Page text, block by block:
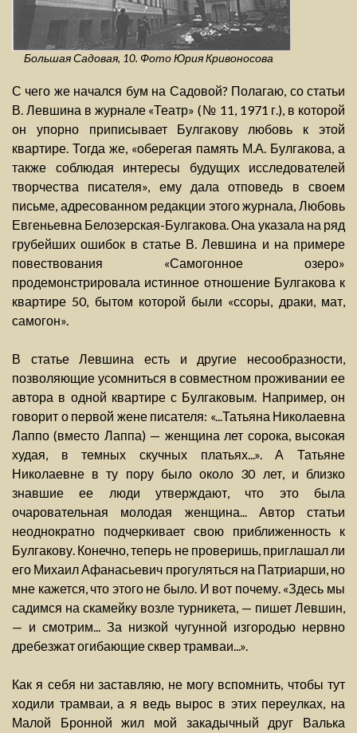
Большая Садовая, 10. Фото Юрия Кривоносова
С чего же начался бум на Садовой? Полагаю, со статьи
В. Левшина в журнале «Театр» (№ 11, 1971 г.), в которой
он упорно приписывает Булгакову любовь к этой
квартире. Тогда же, «оберегая память М.А. Булгакова, а
также соблюдая интересы будущих исследователей
творчества писателя», ему дала отповедь в своем
письме, адресованном редакции этого журнала, Любовь
Евгеньевна Белозерская-Булгакова. Она указала на ряд
грубейших ошибок в статье В. Левшина и на примере
повествования «Самогонное озеро»
продемонстрировала истинное отношение Булгакова к
квартире 50, бытом которой были «ссоры, драки, мат,
самогон».
В статье Левшина есть и другие несообразности,
позволяющие усомниться в совместном проживании ее
автора в одной квартире с Булгаковым. Например, он
говорит о первой жене писателя: «...Татьяна Николаевна
Лаппо (вместо Лаппа) — женщина лет сорока, высокая
худая, в темных скучных платьях...». А Татьяне
Николаевне в ту пору было около 30 лет, и близко
знавшие ее люди утверждают, что это была
очаровательная молодая женщина... Автор статьи
неоднократно подчеркивает свою приближенность к
Булгакову. Конечно, теперь не проверишь, приглашал ли
его Михаил Афанасьевич прогуляться на Патриарши, но
мне кажется, что этого не было. И вот почему. «Здесь мы
садимся на скамейку возле турникета, — пишет Левшин,
— и смотрим... За низкой чугунной изгородью нервно
дребезжат огибающие сквер трамваи...».
Как я себя ни заставляю, не могу вспомнить, чтобы тут
ходили трамваи, а я ведь вырос в этих переулках, на
Малой Бронной жил мой закадычный друг Валька